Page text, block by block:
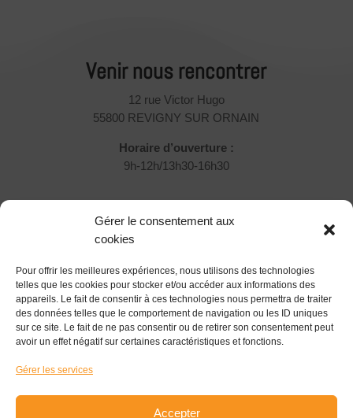
Gérer le consentement aux
cookies
Pour offrir les meilleures expériences, nous utilisons des technologies
telles que les cookies pour stocker et/ou accéder aux informations des
appareils. Le fait de consentir à ces technologies nous permettra de traiter
des données telles que le comportement de navigation ou les ID uniques
sur ce site. Le fait de ne pas consentir ou de retirer son consentement peut
avoir un effet négatif sur certaines caractéristiques et fonctions.
Gérer les services
Accepter
Venir nous rencontrer
12 rue Victor Hugo
55800 REVIGNY SUR ORNAIN
Horaire d’ouverture :
9h-12h/13h30-16h30
Rejoignez-nous !
Vous souhaitez nous rejoindre et participer ?
Devenir Associé
Suivez-nous !